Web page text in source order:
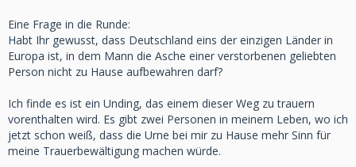
Eine Frage in die Runde:
Habt Ihr gewusst, dass Deutschland eins der einzigen Länder in
Europa ist, in dem Mann die Asche einer verstorbenen geliebten
Person nicht zu Hause aufbewahren darf?
Ich finde es ist ein Unding, das einem dieser Weg zu trauern
vorenthalten wird. Es gibt zwei Personen in meinem Leben, wo ich
jetzt schon weiß, dass die Urne bei mir zu Hause mehr Sinn für
meine Trauerbewältigung machen würde.